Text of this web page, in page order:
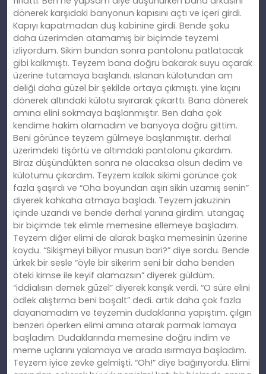
dönerek karşıdaki banyonun kapısını açtı ve içeri girdi.
Kapıyı kapatmadan duş kabinine girdi. Bende şoku
daha üzerimden atamamış bir biçimde teyzemi
izliyordum. Sikim bundan sonra pantolonu patlatacak
gibi kalkmıştı. Teyzem bana doğru bakarak suyu açarak
üzerine tutamaya başlandı. ıslanan külotundan am
deliği daha güzel bir şekilde ortaya çıkmıştı. yine kıçını
dönerek altındaki külotu sıyırarak çıkarttı. Bana dönerek
amına elini sokmaya başlanmıştır. Ben daha çok
kendime hakim olamadım ve banyoya doğru gittim.
Beni görünce teyzem gülmeye başlanmıştır. derhal
üzerimdeki tişörtü ve altımdaki pantolonu çıkardım.
Biraz düşündükten sonra ne olacaksa olsun dedim ve
külotumu çıkardım. Teyzem kalkık sikimi görünce çok
fazla şaşırdı ve “Oha boyundan aşırı sikin uzamış senin”
diyerek kahkaha atmaya başladı. Teyzem jakuzinin
içinde uzandı ve bende derhal yanına girdim. utangaç
bir biçimde tek elimle memesine ellemeye başladım.
Teyzem diğer elimi de alarak başka memesinin üzerine
koydu. “Sikişmeyi biliyor musun bari?” diye sordu. Bende
ürkek bir sesle “öyle bir sikerim seni bir daha benden
öteki kimse ile keyif alamazsın” diyerek güldüm.
“iddialısın demek güzel” diyerek karışık verdi. “O süre elini
ödlek alıştırma beni boşalt” dedi. artık daha çok fazla
dayanamadım ve teyzemin dudaklarına yapıştım. çılgın
benzeri öperken elimi amına atarak parmak lamaya
başladım. Dudaklarında memesine doğru indim ve
meme uçlarını yalamaya ve arada ısırmaya başladım.
Teyzem iyice zevke gelmişti. “Oh!” diye bağırıyordu. Elimi